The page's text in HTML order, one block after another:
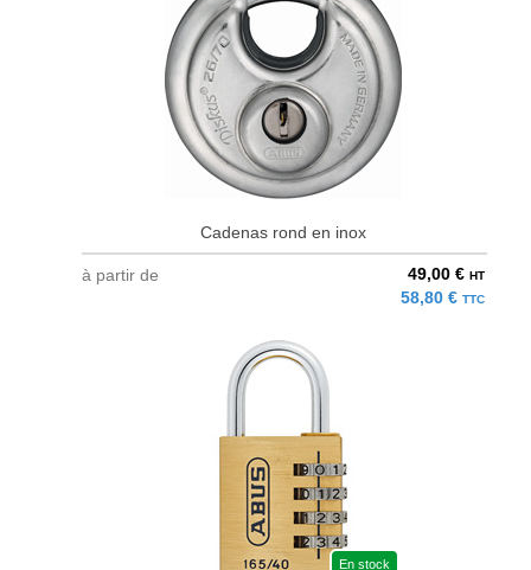
Cadenas rond en inox
à partir de 49,00 € HT
58,80 € TTC
En stock